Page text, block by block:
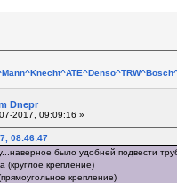
Dnepr
2017, 09:09:16 »
08:46:47
было удобней подвести
(круглое крепление)
крепление)